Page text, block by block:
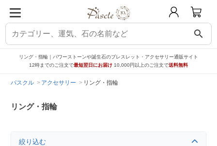
search
リング・指輪｜パワーストーンや誕生石のブレスレット・アクセサリー通販サイト
12時までのご注文で最短翌日にお届け 10,000円以上のご注文で送料無料
パスクル アクセサリー リング・指輪
リング・指輪
絞り込む